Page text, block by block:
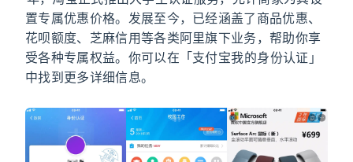
置专属优惠价格。发展至今，已经涵盖了商品优惠、
花呗额度、芝麻信用等各类阿里旗下业务，帮助你享
受各种专属权益。你可以在「支付宝-我的-身份认证」
中找到更多详细信息。